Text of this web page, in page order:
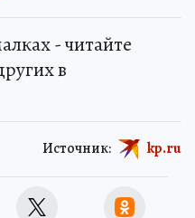
- читайте
в
Источник: kp.ru